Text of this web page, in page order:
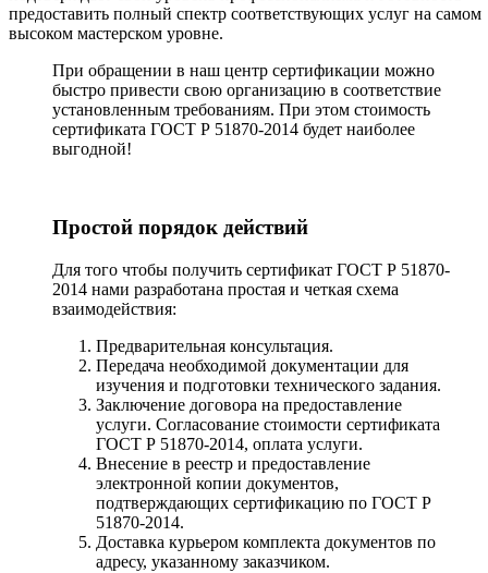
предоставить полный спектр соответствующих услуг на самом
высоком мастерском уровне.
При обращении в наш центр сертификации можно
быстро привести свою организацию в соответствие
установленным требованиям. При этом стоимость
сертификата ГОСТ Р 51870-2014 будет наиболее
выгодной!
Простой порядок действий
Для того чтобы получить сертификат ГОСТ Р 51870-
2014 нами разработана простая и четкая схема
взаимодействия:
Предварительная консультация.
Передача необходимой документации для
изучения и подготовки технического задания.
Заключение договора на предоставление
услуги. Согласование стоимости сертификата
ГОСТ Р 51870-2014, оплата услуги.
Внесение в реестр и предоставление
электронной копии документов,
подтверждающих сертификацию по ГОСТ Р
51870-2014.
Доставка курьером комплекта документов по
адресу, указанному заказчиком.